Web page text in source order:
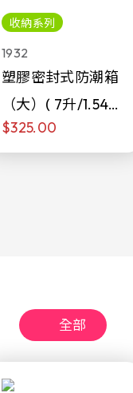
收納系列
1932
塑膠密封式防潮箱
（大）( 7升/1.54加
侖)
$325.00
全部